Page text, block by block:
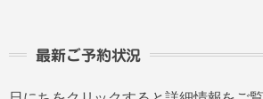
最新ご予約状況